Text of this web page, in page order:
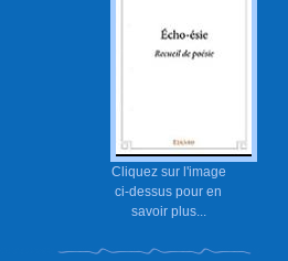
Cliquez sur l'image
ci-dessus pour en
savoir plus...